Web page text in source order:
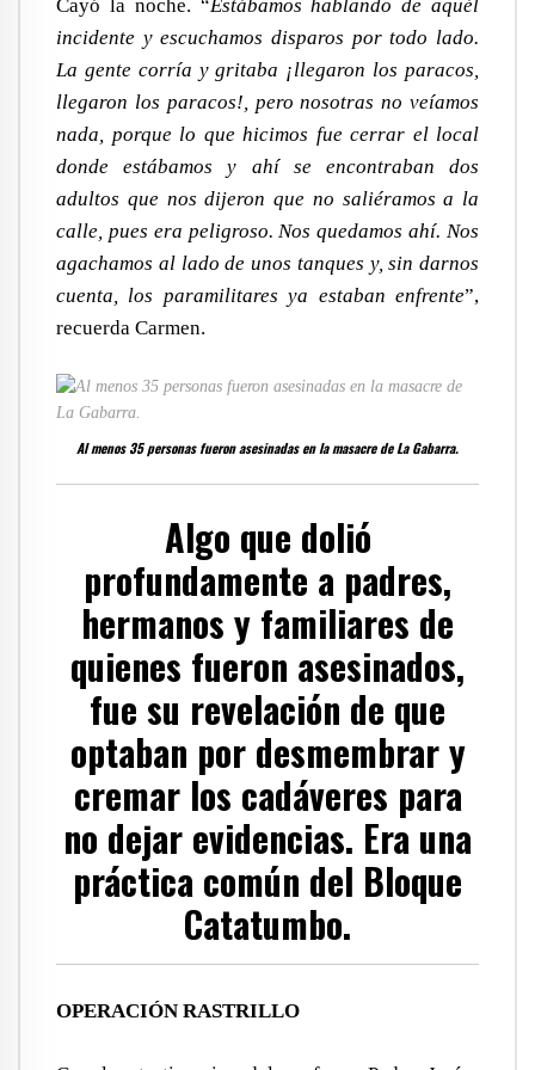
Cayó la noche. “Estábamos hablando de aquél
incidente y escuchamos disparos por todo lado.
La gente corría y gritaba ¡llegaron los paracos,
llegaron los paracos!, pero nosotras no veíamos
nada, porque lo que hicimos fue cerrar el local
donde estábamos y ahí se encontraban dos
adultos que nos dijeron que no saliéramos a la
calle, pues era peligroso. Nos quedamos ahí. Nos
agachamos al lado de unos tanques y, sin darnos
cuenta, los paramilitares ya estaban enfrente”,
recuerda Carmen.
Al menos 35 personas fueron asesinadas en la masacre de La Gabarra.
Algo que dolió
profundamente a padres,
hermanos y familiares de
quienes fueron asesinados,
fue su revelación de que
optaban por desmembrar y
cremar los cadáveres para
no dejar evidencias. Era una
práctica común del Bloque
Catatumbo.
OPERACIÓN RASTRILLO